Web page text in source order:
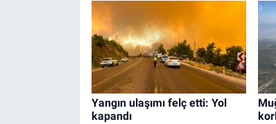
Yangın ulaşımı felç etti: Yol
kapandı